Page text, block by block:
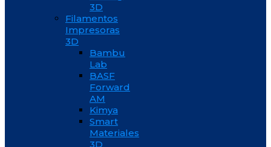
3D
Filamentos
Impresoras
3D
Bambu
Lab
BASF
Forward
AM
Kimya
Smart
Materiales
3D